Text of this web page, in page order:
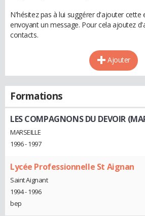
N'hésitez pas à lui suggérer d'ajouter cette
envoyant un message. Pour cela ajoutez
contacts.
Ajouter
Formations
LES COMPAGNONS DU DEVOIR
MARSEILLE
1996 - 1997
Lycée Professionnelle St Aignan
Saint Aignant
1994 - 1996
bep